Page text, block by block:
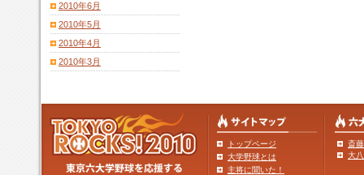
2010年6月
2010年5月
2010年4月
2010年3月
トップページ
大学野球とは
主将に聞いた！
斎
大